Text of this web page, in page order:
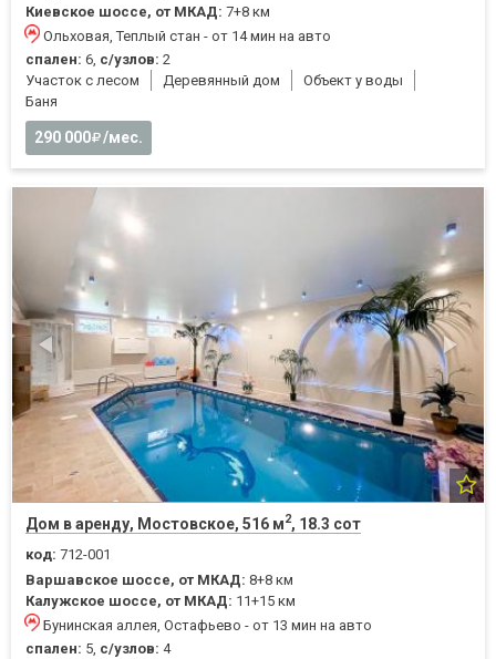
Киевское шоссе, от МКАД: 7+8 км
Ольховая, Теплый стан - от 14 мин на авто
спален: 6, с/узлов: 2
Участок с лесом
Деревянный дом
Объект у воды
Баня
290 000 /мес.
Дом в аренду, Мостовское, 516 м2, 18.3 сот
код: 712-001
Варшавское шоссе, от МКАД: 8+8 км
Калужское шоссе, от МКАД: 11+15 км
Бунинская аллея, Остафьево - от 13 мин на авто
спален: 5, с/узлов: 4